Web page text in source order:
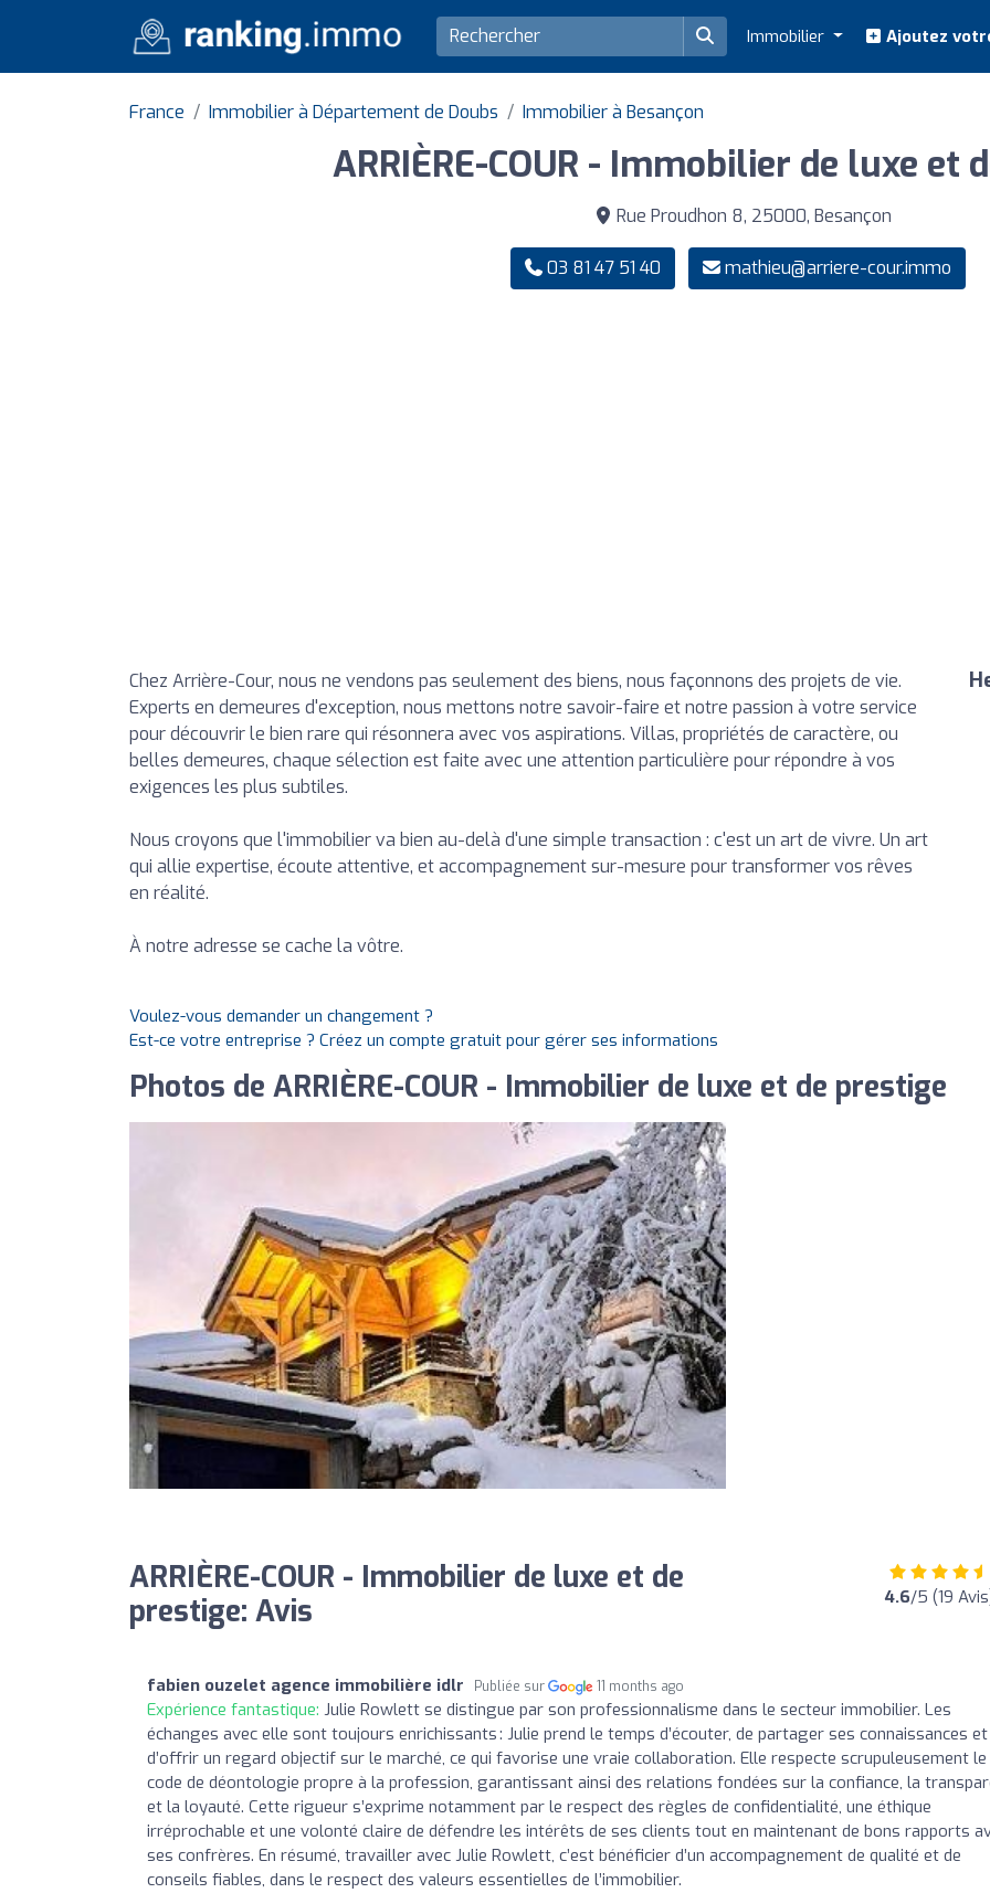
Immobilier Ajoutez
France Immobilier à Département de Doubs Immobilier à Besançon
ARRIÈRE-COUR - Immobilier de luxe et
Rue Proudhon 8, 25000, Besançon
03 81 47 51 40 mathieu@arriere-cour.immo
Chez Arrière-Cour, nous ne vendons pas seulement des biens, nous façonnons des projets de vie.
Experts en demeures d'exception, nous mettons notre savoir-faire et notre passion à votre service
pour découvrir le bien rare qui résonnera avec vos aspirations. Villas, propriétés de caractère, ou
belles demeures, chaque sélection est faite avec une attention particulière pour répondre à vos
exigences les plus subtiles.
Nous croyons que l'immobilier va bien au-delà d'une simple transaction : c'est un art de vivre. Un art
qui allie expertise, écoute attentive, et accompagnement sur-mesure pour transformer vos rêves
en réalité.
À notre adresse se cache la vôtre.
Voulez-vous demander un changement ?
Est-ce votre entreprise ? Créez un compte gratuit pour gérer ses informations
Photos de ARRIÈRE-COUR - Immobilier de luxe et de prestige
ARRIÈRE-COUR - Immobilier de luxe et de
prestige: Avis
4.6/5 (19
fabien ouzelet agence immobilière idlr Publiée sur 11 months ago
Expérience fantastique: Julie Rowlett se distingue par son professionnalisme dans le secteur immobilier. Les
échanges avec elle sont toujours enrichissants : Julie prend le temps d’écouter, de partager ses connaissances et
d’offrir un regard objectif sur le marché, ce qui favorise une vraie collaboration. Elle respecte scrupuleusement le
code de déontologie propre à la profession, garantissant ainsi des relations fondées sur la confiance, la
et la loyauté. Cette rigueur s’exprime notamment par le respect des règles de confidentialité, une éthique
irréprochable et une volonté claire de défendre les intérêts de ses clients tout en maintenant de bons rapports
ses confrères. En résumé, travailler avec Julie Rowlett, c’est bénéficier d’un accompagnement de qualité et de
conseils fiables, dans le respect des valeurs essentielles de l’immobilier.